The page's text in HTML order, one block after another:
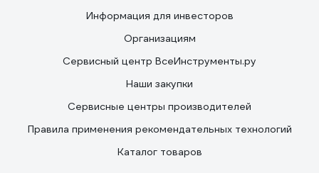
Информация для инвесторов
Организациям
Сервисный центр ВсеИнструменты.ру
Наши закупки
Сервисные центры производителей
Правила применения рекомендательных технологий
Каталог товаров